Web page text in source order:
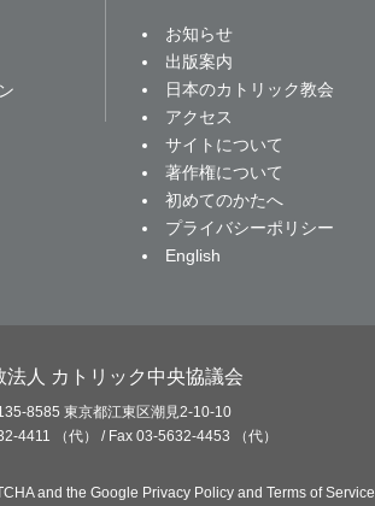
お知らせ
出版案内
日本のカトリック教会
アクセス
サイトについて
著作権について
初めてのかたへ
プライバシーポリシー
English
法人 カトリック中央協議会
8585 東京都江東区潮見2-10-10
4411 （代） / Fax 03-5632-4453 （代）
and the Google Privacy Policy and Terms of Service